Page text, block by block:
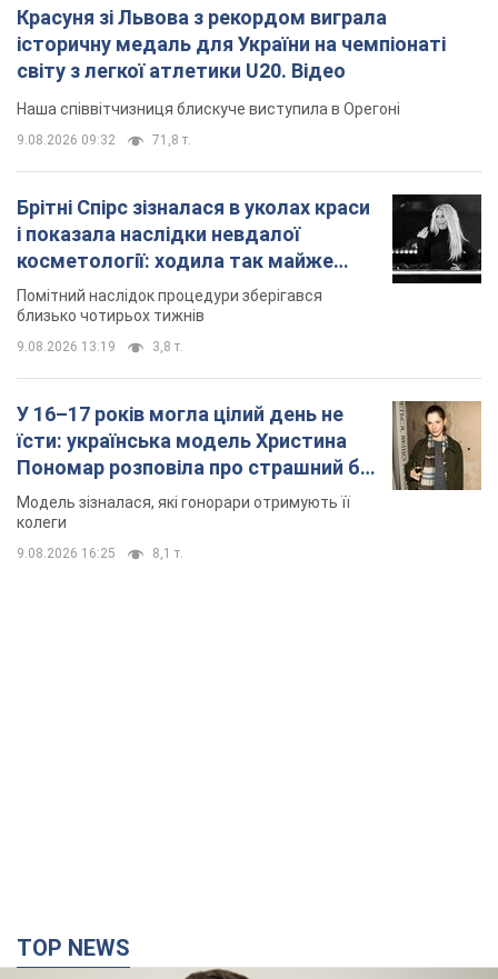
і показала наслідки невдалої
косметології: ходила так майже
місяць
Помітний наслідок процедури зберігався
їсти: українська модель Христина
Пономар розповіла про страшний бік
модельної кар’єри
колеги